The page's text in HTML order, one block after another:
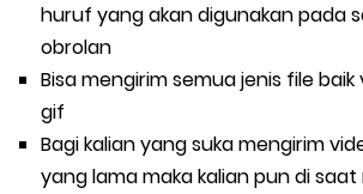
huruf yang akan digunakan pada
obrolan
Bisa mengirim semua jenis file
gif
Bagi kalian yang suka mengirim
yang lama maka kalian pun di